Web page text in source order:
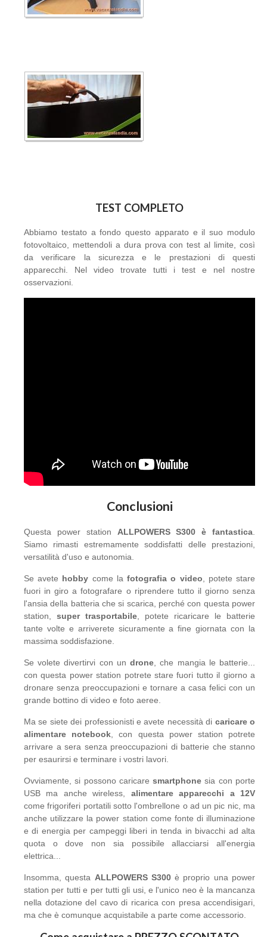
TEST COMPLETO
Abbiamo testato a fondo questo apparato e il suo modulo
fotovoltaico, mettendoli a dura prova con test al limite, così
da verificare la sicurezza e le prestazioni di questi
apparecchi. Nel video trovate tutti i test e nel nostre
osservazioni.
Conclusioni
Questa power station ALLPOWERS S300 è fantastica
Siamo rimasti estremamente soddisfatti delle prestazioni,
versatilità d'uso e autonomia.
Se avete hobby come lafotografia o video , potete stare
fuori in giro a fotografare o riprendere tutto il giorno senza
l'ansia della batteria che si scarica, perché con questa power
station, super trasportabile , potete ricaricare le batterie
tante volte e arriverete sicuramente a fine giornata con la
massima soddisfazione.
Se volete divertirvi con undrone , che mangia le batterie...
con questa power station potrete stare fuori tutto il giorno a
dronare senza preoccupazioni e tornare a casa felici con un
grande bottino di video e foto aeree.
Ma se siete dei professionisti e avete necessità di caricare o
alimentare notebook , con questa power station potrete
arrivare a sera senza preoccupazioni di batterie che stanno
per esaurirsi e terminare i vostri lavori.
Ovviamente, si possono caricaresmartphone sia con porte
USB ma anche wireless, alimentare apparecchi a 12V
come frigoriferi portatili sotto l'ombrellone o ad un pic nic, ma
anche utilizzare la power station come fonte di illuminazione
e di energia per campeggi liberi in tenda in bivacchi ad alta
quota o dove non sia possibile allacciarsi all'energia
elettrica...
Insomma, questa ALLPOWERS S300è proprio una power
station per tutti e per tutti gli usi, e l'unico neo è la mancanza
nella dotazione del cavo di ricarica con presa accendisigari,
ma che è comunque acquistabile a parte come accessorio.